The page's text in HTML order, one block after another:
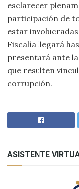
esclarecer
participación de
estar
Fiscalía llegará
presentará ante
que resulten
corrupción.
ASISTENTE